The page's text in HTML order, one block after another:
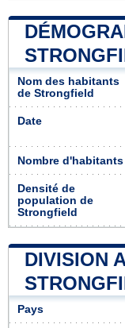
Nom des habitants
de Strongfield
Date
Nombre d'habitants
Densité de
population de
Strongfield
DIVISION
Pays